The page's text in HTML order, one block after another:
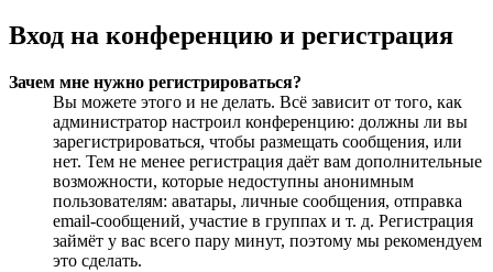
Вход на конференцию и регистрация
Зачем мне нужно регистрироваться?
Вы можете этого и не делать. Всё зависит от того, как
администратор настроил конференцию: должны ли вы
зарегистрироваться, чтобы размещать сообщения, или
нет. Тем не менее регистрация даёт вам дополнительные
возможности, которые недоступны анонимным
пользователям: аватары, личные сообщения, отправка
email-сообщений, участие в группах и т. д. Регистрация
займёт у вас всего пару минут, поэтому мы рекомендуем
это сделать.